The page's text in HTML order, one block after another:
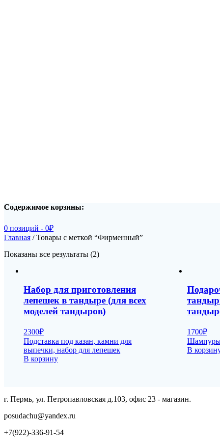
Содержимое корзины:
0 позиций - 0₽
Главная / Товары с меткой “Фирменный”
Показаны все результаты (2)
Набор для приготовления
лепешек в тандыре (для всех
моделей тандыров)
2300₽
Подставка под казан, камни для
выпечки, набор для лепешек
В корзину
1700₽
В
г. Пермь, ул. Петропавловская д.103, офис 23 - магазин.
posudachu@yandex.ru
+7(922)-336-91-54